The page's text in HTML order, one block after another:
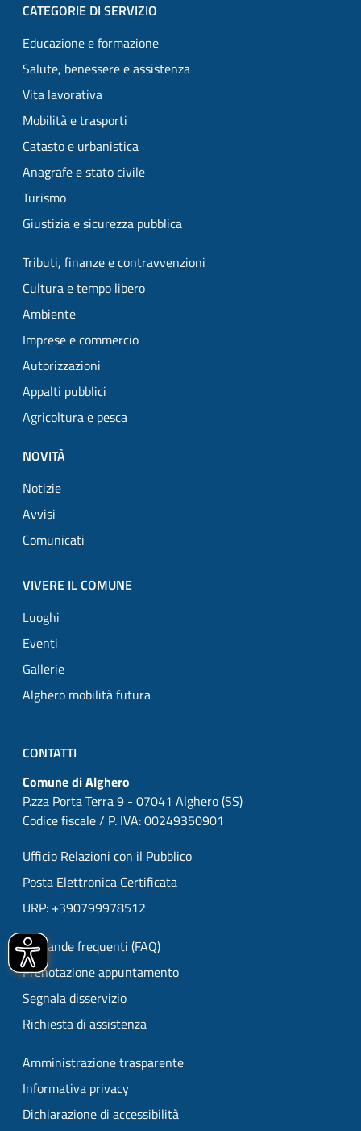
CATEGORIE DI SERVIZIO
Educazione e formazione
Salute, benessere e assistenza
Vita lavorativa
Mobilità e trasporti
Catasto e urbanistica
Anagrafe e stato civile
Turismo
Giustizia e sicurezza pubblica
Tributi, finanze e contravvenzioni
Cultura e tempo libero
Ambiente
Imprese e commercio
Autorizzazioni
Appalti pubblici
Agricoltura e pesca
NOVITÀ
Notizie
Avvisi
Comunicati
VIVERE IL COMUNE
Luoghi
Eventi
Gallerie
Alghero mobilità futura
CONTATTI
Comune di Alghero
P.zza Porta Terra 9 - 07041 Alghero (SS)
Codice fiscale / P. IVA: 00249350901
Ufficio Relazioni con il Pubblico
Posta Elettronica Certificata
URP: +390799978512
Domande frequenti (FAQ)
Prenotazione appuntamento
Segnala disservizio
Richiesta di assistenza
Amministrazione trasparente
Informativa privacy
Dichiarazione di accessibilità